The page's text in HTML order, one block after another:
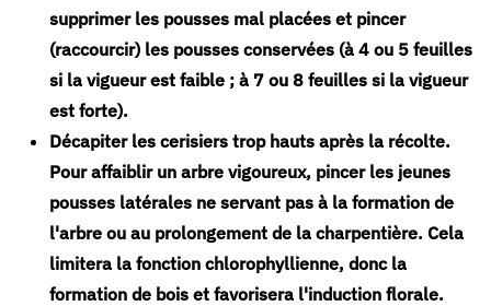
supprimer les pousses mal placées et pincer
(raccourcir) les pousses conservées (à 4 ou 5 feuilles
si la vigueur est faible ; à 7 ou 8 feuilles si la vigueur
est forte).
Décapiter les cerisiers trop hauts après la récolte.
Pour affaiblir un arbre vigoureux, pincer les jeunes
pousses latérales ne servant pas à la formation de
l'arbre ou au prolongement de la charpentière. Cela
limitera la fonction chlorophyllienne, donc la
formation de bois et favorisera l'induction florale.